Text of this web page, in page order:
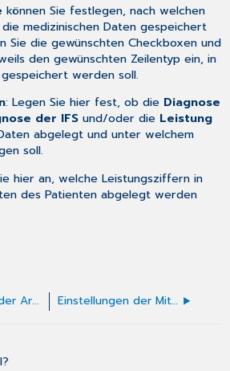
können Sie festlegen, nach welchen
medizinischen Daten gespeichert
Sie die gewünschten Checkboxen und
den gewünschten Zeilentyp ein, in
werden soll.
: Legen Sie hier fest, ob die Diagnose
der IFS und/oder die Leistung
abgelegt und unter welchem
soll.
hier an, welche Leistungsziffern in
des Patienten abgelegt werden
Einstellungen der Arbeitsunfähigkeitsbescheinigung Einstellungen der Mitteilung Arbeitsfähigkeit/Abschluss besondere Heilbehandlung (F2222)